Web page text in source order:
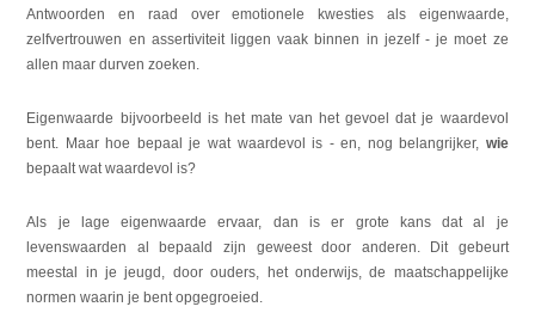
Antwoorden en raad over emotionele kwesties als eigenwaarde,
zelfvertrouwen en assertiviteit liggen vaak binnen in jezelf - je moet ze
allen maar durven zoeken.
Eigenwaarde bijvoorbeeld is het mate van het gevoel dat je waardevol
bent. Maar hoe bepaal je wat waardevol is - en, nog belangrijker, wie
bepaalt wat waardevol is?
Als je lage eigenwaarde ervaar, dan is er grote kans dat al je
levenswaarden al bepaald zijn geweest door anderen. Dit gebeurt
meestal in je jeugd, door ouders, het onderwijs, de maatschappelijke
normen waarin je bent opgegroeied.